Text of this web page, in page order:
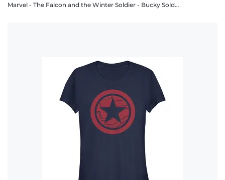
Marvel - The Falcon and the Winter Soldier - Bucky Soldier Logo - Kinder T-Shirt